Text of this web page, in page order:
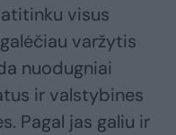
visus
varžytis
nuodugniai
ir valstybines
Pagal jas galiu ir